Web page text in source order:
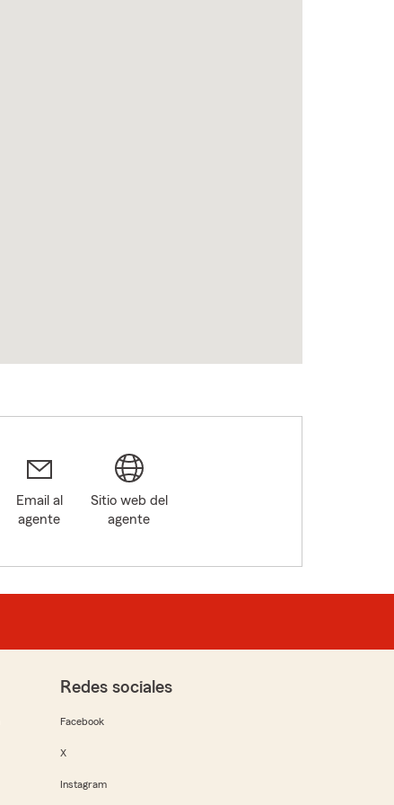
Email al
agente
Sitio web del
agente
Redes sociales
Facebook
X
Instagram